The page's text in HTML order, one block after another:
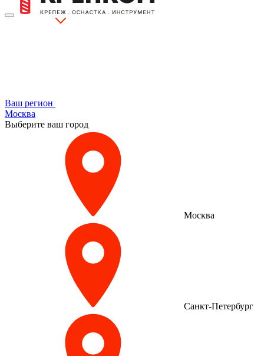
Ваш регион
Москва
Выберите ваш город
Москва
Санкт-Петербург